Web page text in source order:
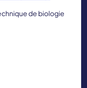
de biologie